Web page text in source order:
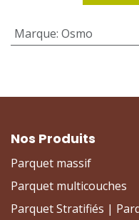
Marque: Osmo
Nos Produits
Parquet massif
Parquet multicouches
Parquet Stratifiés |